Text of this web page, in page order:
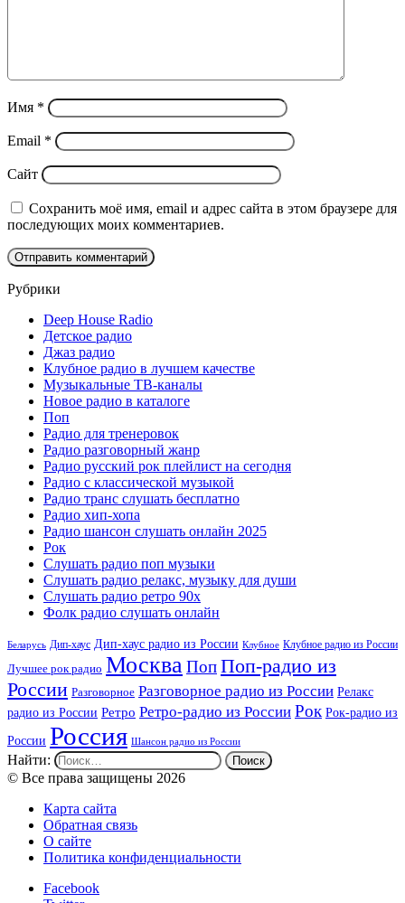
Имя *
Email *
Сайт
Сохранить моё имя, email и адрес сайта в этом браузере для
последующих моих комментариев.
Рубрики
Deep House Radio
Детское радио
Джаз радио
Клубное радио в лучшем качестве
Музыкальные ТВ-каналы
Новое радио в каталоге
Поп
Радио для тренеровок
Радио разговорный жанр
Радио русский рок плейлист на сегодня
Радио с классической музыкой
Радио транс слушать бесплатно
Радио хип-хопа
Радио шансон слушать онлайн 2025
Рок
Слушать радио поп музыки
Слушать радио релакс, музыку для души
Слушать радио ретро 90х
Фолк радио слушать онлайн
Беларусь Дип-хаус Дип-хаус радио из России Клубное Клубное радио из России
Лучшее рок радио Москва ПопПоп-радио из
России Разговорное Разговорное радио из России Релакс
радио из России Ретро Ретро-радио из России Рок Рок-радио из
России Россия Шансон радио из России
Найти:
© Все права защищены 2026
Карта сайта
Обратная связь
О сайте
Политика конфиденциальности
Facebook